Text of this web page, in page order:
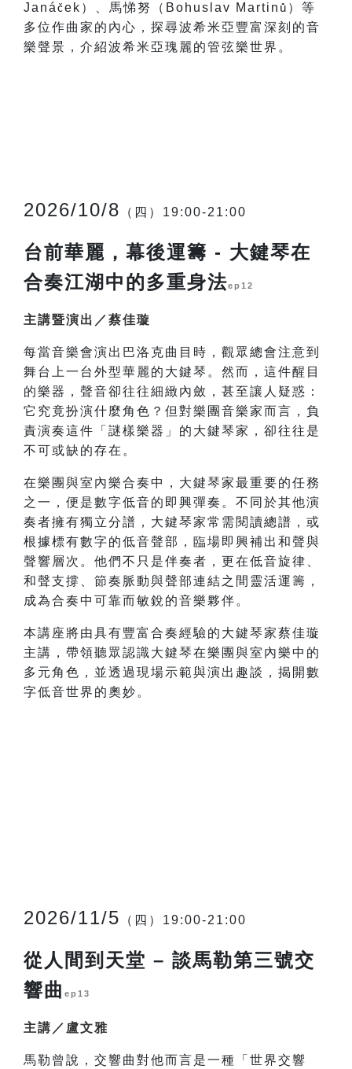
Janáček ）、馬悌努（Bohuslav Martin ů ）等
多位作曲家的內心，探尋波希米亞豐富深刻的音
樂聲景，介紹波希米亞瑰麗的管弦樂世界。
2026/10/8 （四）19:00-21:00
台前華麗，幕後運籌 - 大鍵琴在
合奏江湖中的多重身法ep12
主講暨演出／蔡佳璇
每當音樂會演出巴洛克曲目時，觀眾總會注意到
舞台上一台外型華麗的大鍵琴。然而，這件醒目
的樂器，聲音卻往往細緻內斂，甚至讓人疑惑：
它究竟扮演什麼角色？但對樂團音樂家而言，負
責演奏這件「謎樣樂器」的大鍵琴家，卻往往是
不可或缺的存在。
在樂團與室內樂合奏中，大鍵琴家最重要的任務
之一，便是數字低音的即興彈奏。不同於其他演
奏者擁有獨立分譜，大鍵琴家常需閱讀總譜，或
根據標有數字的低音聲部，臨場即興補出和聲與
聲響層次。他們不只是伴奏者，更在低音旋律、
和聲支撐、節奏脈動與聲部連結之間靈活運籌，
成為合奏中可靠而敏銳的音樂夥伴。
本講座將由具有豐富合奏經驗的大鍵琴家蔡佳璇
主講，帶領聽眾認識大鍵琴在樂團與室內樂中的
多元角色，並透過現場示範與演出趣談，揭開數
字低音世界的奧妙。
2026/11/5 （四）19:00-21:00
從人間到天堂 – 談馬勒第三號交
響曲 ep13
主講／盧文雅
馬勒曾說，交響曲對他而言是一種「世界交響